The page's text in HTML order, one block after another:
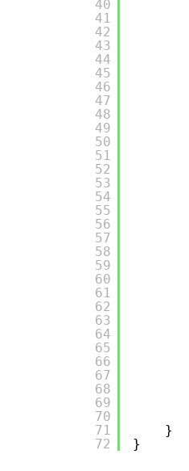
40
41
42
43
44
45
46
47
48
49
50
51
52
53
54
55
56
57
58
59
60
61
62
63
64
65
66
67
68
69
70
71
72
}
}